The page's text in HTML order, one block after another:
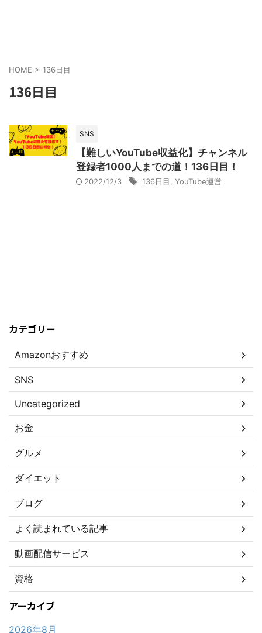
HOME > 136日目
136日目
SNS
【難しいYouTube収益化】チャンネル
登録者1000人までの道！136日目！
2022/12/3 136日目 YouTube運営
カテゴリー
Amazonおすすめ
SNS
Uncategorized
お金
グルメ
ダイエット
ブログ
よく読まれている記事
動画配信サービス
資格
アーカイブ
2026年8月